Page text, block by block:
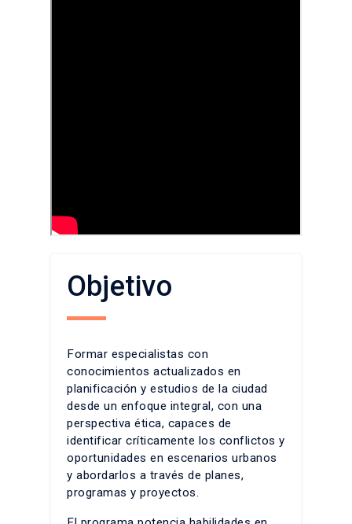
Objetivo
Formar especialistas con
conocimientos actualizados en
planificación y estudios de la ciudad
desde un enfoque integral, con una
perspectiva ética, capaces de
identificar críticamente los conflictos y
oportunidades en escenarios urbanos
y abordarlos a través de planes,
programas y proyectos.